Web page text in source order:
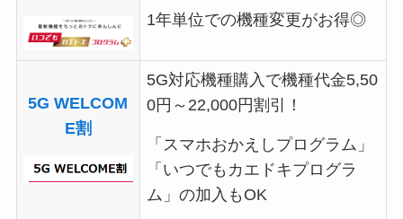
1年単位での機種変更がお得◎
5G WELCOM
E割
5G対応機種購入で機種代金5,50
0円～22,000円割引！
「スマホおかえしプログラム」
「いつでもカエドキプログラ
ム」の加入もOK